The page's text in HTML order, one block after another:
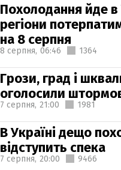
Похолодання йде в
регіони
на 8 серпня
8 серпня, 06:46 1364
Грози, град і
оголосили
7 серпня, 21:00 1981
В Україні дещо
відступить спека
7 серпня, 20:00 9466